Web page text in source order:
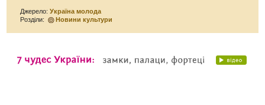
Джерело:Україна молода
Розділи:
Новини культури